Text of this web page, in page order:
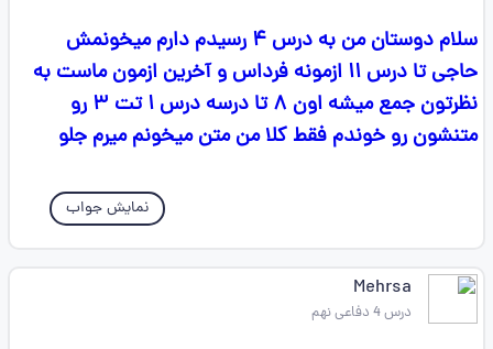
سلام دوستان من به درس ۴ رسیدم دارم میخونمش‌
حاجی تا درس ۱۱ ازمونه فرداس و آخرین ازمون ماست به
نظرتون جمع میشه اون ۸ تا درسه درس ۱ تت‌ ۳ رو
متنشون‌ رو خوندم فقط کلا من متن میخونم میرم جلو
نمایش جواب
Mehrsa
درس 4 دفاعی نهم